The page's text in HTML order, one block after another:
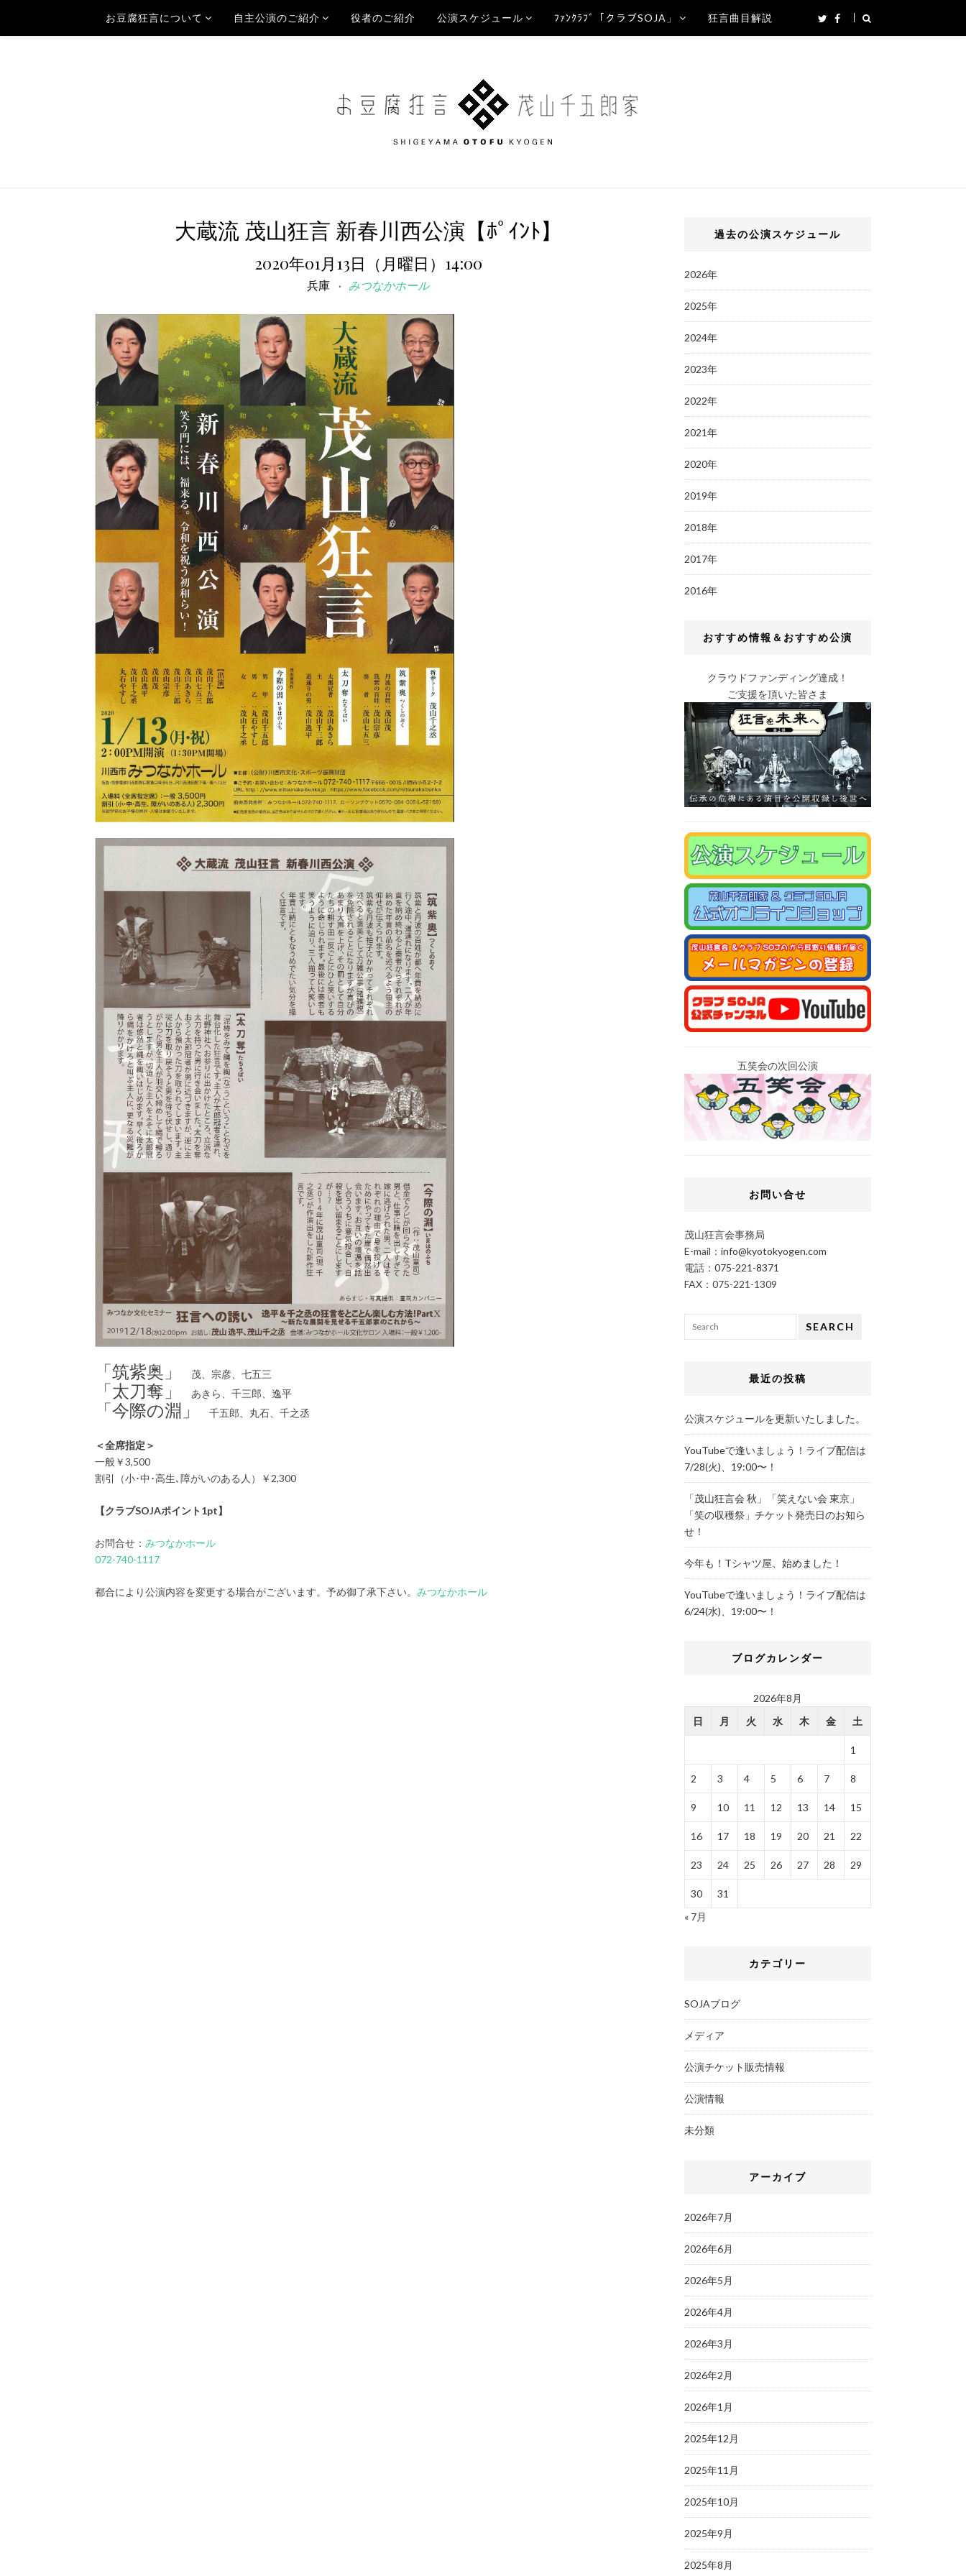
お豆腐狂言について 自主公演のご紹介 役者のご紹介 公演スケジュール ﾌｧﾝｸﾗﾌﾞ「クラブSOJA」 狂言曲目解説
大蔵流 茂山狂言 新春川西公演【ﾎﾟｲﾝﾄ】
2020年01月13日（月曜日）14:00
兵庫 みつなかホール
「筑紫奥」 茂、宗彦、七五三
「太刀奪」 あきら、千三郎、逸平
「今際の淵」 千五郎、丸石、千之丞
＜全席指定＞
一般￥3,500
割引（小･中･高生､障がいのある人）￥2,300
【クラブSOJAポイント1pt】
お問合せ： みつなかホール
072-740-1117
都合により公演内容を変更する場合がございます。予め御了承下さい。 みつなかホール
過去の公演スケジュール
2026年
2025年
2024年
2023年
2022年
2021年
2020年
2019年
2018年
2017年
2016年
おすすめ情報＆おすすめ公演
クラウドファンディング達成！
ご支援を頂いた皆さま
五笑会の次回公演
お問い合せ
茂山狂言会事務局
E-mail： info@kyotokyogen.com
電話： 075-221-8371
FAX：075-221-1309
SEARCH
最近の投稿
公演スケジュールを更新いたしました。
YouTubeで逢いましょう！ライブ配信は
7/28(火)、19:00〜！
「茂山狂言会 秋」「笑えない会 東京」
「笑の収穫祭」チケット発売日のお知ら
せ！
今年も！Tシャツ屋、始めました！
YouTubeで逢いましょう！ライブ配信は
6/24(水)、19:00〜！
ブログカレンダー
2026年8月
日
月 火 水 木 金 土
1
2 3 4 5 6 7 8
9 10 11 12 13 14 15
16 17 18 19 20 21 22
23 24 25 26 27 28 29
30
31
« 7月
カテゴリー
SOJAブログ
メディア
公演チケット販売情報
公演情報
未分類
アーカイブ
2026年7月
2026年6月
2026年5月
2026年4月
2026年3月
2026年2月
2026年1月
2025年12月
2025年11月
2025年10月
2025年9月
2025年8月